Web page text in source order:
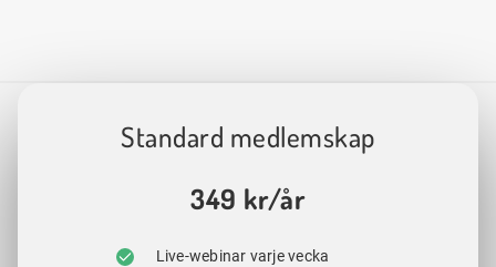
Standard medlemskap
349 kr/år
Live-webinar varje vecka